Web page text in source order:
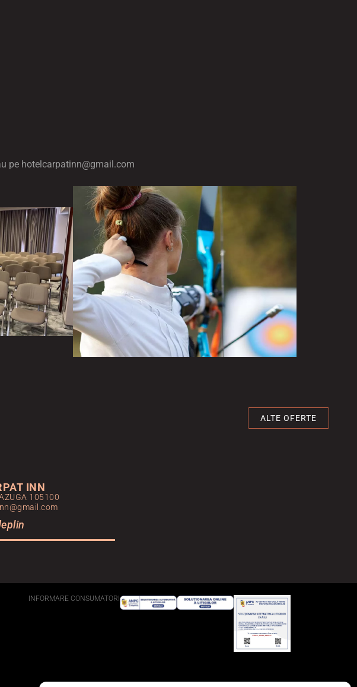
pe hotelcarpatinn@gmail.com
ALTE OFERTE
INN
105100
INFORMARE CONSUMATORI